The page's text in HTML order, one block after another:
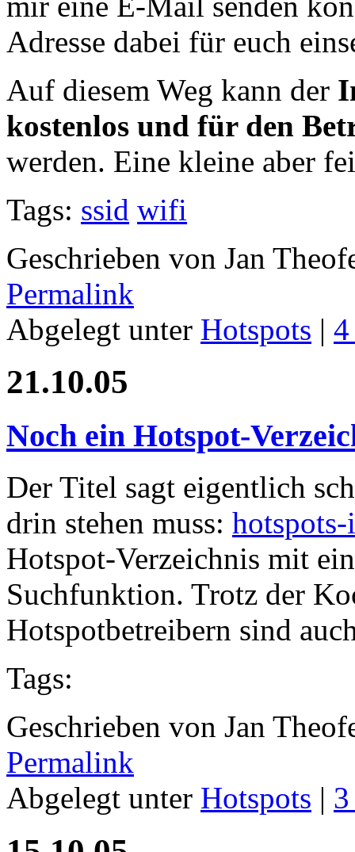
Adresse dabei für euch
Auf diesem Weg kann der
kostenlos und für den
werden. Eine kleine aber
Tags: ssid wifi
Geschrieben von Jan
Permalink
Abgelegt unter Hotspots |
21.10.05
Noch ein Hotspot-
Der Titel sagt eigentlich
drin stehen muss:
Hotspot-Verzeichnis mit
Suchfunktion. Trotz der
Hotspotbetreibern sind
Tags:
Geschrieben von Jan
Permalink
Abgelegt unter Hotspots |